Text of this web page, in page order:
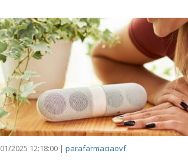
2025 12:18:00 | parafarmaciaovf